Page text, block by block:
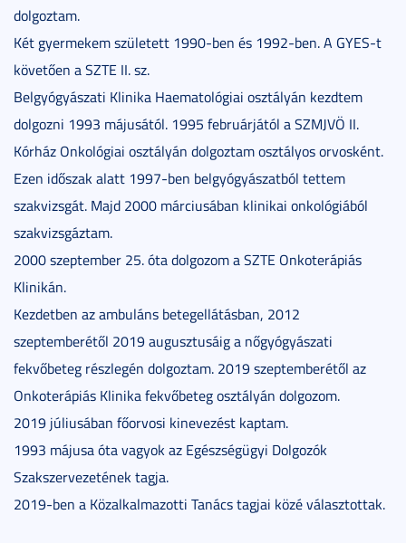
dolgoztam.
Két gyermekem született 1990-ben és 1992-ben. A GYES-t
követően a SZTE II. sz.
Belgyógyászati Klinika Haematológiai osztályán kezdtem
dolgozni 1993 májusától. 1995 februárjától a SZMJVÖ II.
Kórház Onkológiai osztályán dolgoztam osztályos orvosként.
Ezen időszak alatt 1997-ben belgyógyászatból tettem
szakvizsgát. Majd 2000 márciusában klinikai onkológiából
szakvizsgáztam.
2000 szeptember 25. óta dolgozom a SZTE Onkoterápiás
Klinikán.
Kezdetben az ambuláns betegellátásban, 2012
szeptemberétől 2019 augusztusáig a nőgyógyászati
fekvőbeteg részlegén dolgoztam. 2019 szeptemberétől az
Onkoterápiás Klinika fekvőbeteg osztályán dolgozom.
2019 júliusában főorvosi kinevezést kaptam.
1993 májusa óta vagyok az Egészségügyi Dolgozók
Szakszervezetének tagja.
2019-ben a Közalkalmazotti Tanács tagjai közé választottak.